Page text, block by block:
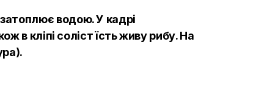
водою. У кадрі
в кліпі соліст їсть живу рибу. На